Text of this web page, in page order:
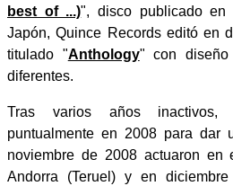
best of ...)", disco publicado en
Japón, Quince Records editó en
titulado "Anthology" con
diferentes.
Tras varios años inactivos,
puntualmente en 2008 para dar
noviembre de 2008 actuaron
Andorra (Teruel) y en